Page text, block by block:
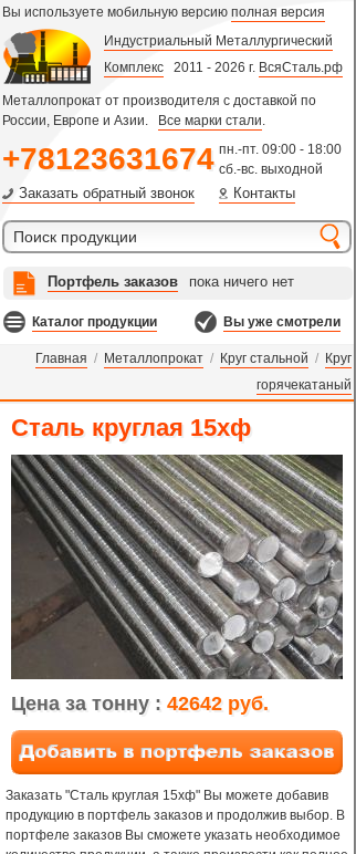
Вы используете мобильную версию полная версия
Индустриальный Металлургический
Комплекс 2011 - 2026 г. ВсяСталь.рф
Металлопрокат от производителя с доставкой по
России, Европе и Азии.
Все марки стали.
+78123631674 пн.-пт. 09:00 - 18:00
сб.-вс. выходной
Заказать обратный звонок Контакты
Портфель заказов пока ничего нет
Каталог продукции Вы уже смотрели
Главная / Металлопрокат / Круг стальной / Круг
горячекатаный
Сталь круглая 15хф
Цена за тонну : 42642 руб.
Заказать "Сталь круглая 15хф" Вы можете добавив
продукцию в портфель заказов и продолжив выбор. В
портфеле заказов Вы сможете указать необходимое